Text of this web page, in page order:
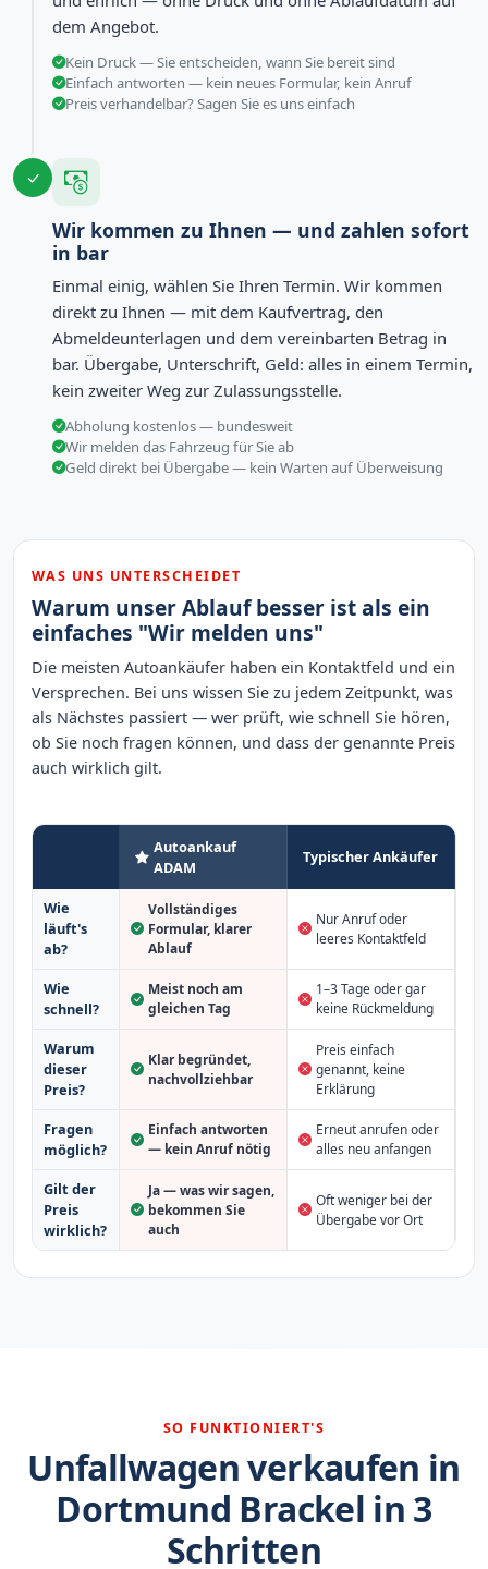
dem Angebot.
Kein Druck — Sie entscheiden, wann Sie bereit sind
Einfach antworten — kein neues Formular, kein Anruf
Preis verhandelbar? Sagen Sie es uns einfach
Wir kommen zu Ihnen — und zahlen sofort
in bar
Einmal einig, wählen Sie Ihren Termin. Wir kommen
direkt zu Ihnen — mit dem Kaufvertrag, den
Abmeldeunterlagen und dem vereinbarten Betrag in
bar. Übergabe, Unterschrift, Geld: alles in einem Termin,
kein zweiter Weg zur Zulassungsstelle.
Abholung kostenlos — bundesweit
Wir melden das Fahrzeug für Sie ab
Geld direkt bei Übergabe — kein Warten auf Überweisung
WAS UNS UNTERSCHEIDET
Warum unser Ablauf besser ist als ein
einfaches "Wir melden uns"
Die meisten Autoankäufer haben ein Kontaktfeld und ein
Versprechen. Bei uns wissen Sie zu jedem Zeitpunkt, was
als Nächstes passiert — wer prüft, wie schnell Sie hören,
ob Sie noch fragen können, und dass der genannte Preis
auch wirklich gilt.
Autoankauf
ADAM
Typischer Ankäufer
Wie
läuft's
ab?
Vollständiges
Formular, klarer
Ablauf
Nur Anruf oder
leeres Kontaktfeld
Wie
schnell?
Meist noch am
gleichen Tag
1–3 Tage oder gar
keine Rückmeldung
Warum
dieser
Preis?
Klar begründet,
nachvollziehbar
Preis einfach
genannt, keine
Erklärung
Fragen
möglich?
Einfach antworten
— kein Anruf nötig
Erneut anrufen oder
alles neu anfangen
Gilt der
Preis
wirklich?
Ja — was wir sagen,
bekommen Sie
auch
Oft weniger bei der
Übergabe vor Ort
SO FUNKTIONIERT'S
Unfallwagen verkaufen in
Dortmund Brackel in 3
Schritten